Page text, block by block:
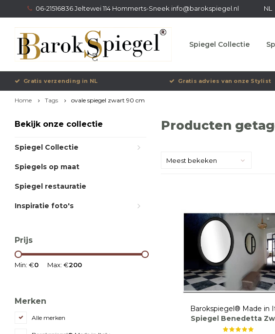
06-21516836 Jeltewei 114 Hommerts-Sneek info@barokspiegel.nl NL
Spiegel Collectie
Gratis verzending in NL Gratis advies van onze Stylist
Home Tags ovale spiegel zwart 90 cm
Bekijk onze collectie
Spiegel Collectie
Spiegels op maat
Spiegel restauratie
Inspiratie foto's
Prijs
Min: €0 Max: €200
Merken
Alle merken
Producten
Meest bekeken
Barokspiegel® Made in
Spiegel Benedetta